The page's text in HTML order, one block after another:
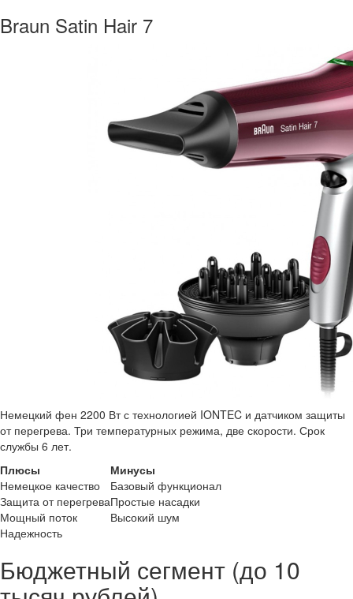
Braun Satin Hair 7
Немецкий фен 2200 Вт с технологией IONTEC и датчиком защиты
от перегрева. Три температурных режима, две скорости. Срок
службы 6 лет.
Плюсы
Минусы
Немецкое качество
Базовый функционал
Защита от перегреваПростые насадки
Мощный поток
Высокий шум
Надежность
Бюджетный сегмент (до 10